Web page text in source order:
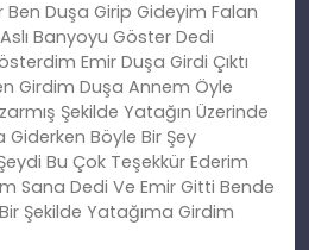
Ben Duşa Girip Gideyim Falan
Banyoyu Göster Dedi
Emir Duşa Girdi Çıktı
Girdim Duşa Annem Öyle
Şekilde Yatağın Üzerinde
Giderken Böyle Bir Şey
Bu Çok Teşekkür Ederim
Sana Dedi Ve Emir Gitti Bende
Şekilde Yatağıma Girdim